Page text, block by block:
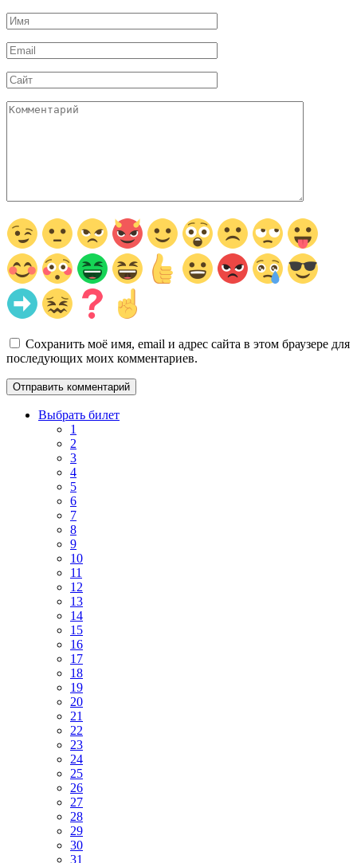
Имя
*
Email
*
Сайт
Комментарий
Сохранить моё имя, email и адрес сайта в этом браузере для
последующих моих комментариев.
Выбрать билет
1
2
3
4
5
6
7
8
9
10
11
12
13
14
15
16
17
18
19
20
21
22
23
24
25
26
27
28
29
30
31